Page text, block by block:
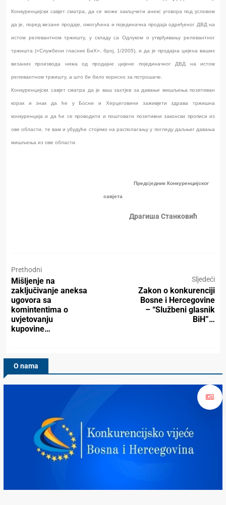
Конкуренцијски савјет сматра, да се може закључити анекс уговора под условом
да је, поред везане продаје, омогућена и појединачна продаја одређеног ДВД на
истом релевантном тржишту, у складу са Одлуком о утврђивању релевантног
тржишта («Службени гласник БиХ», број, 1/2005), и да је продајна цијена ваших
везаних производа нижа од продајне цијене појединачног ДВД на истом
релевантном тржишту, а што би било корисно за потрошаче.
Конкуренцијски савјет сматра да је ваш захтјев за давање мишљења позитиван
корак и знак да ће у Босни и Херцеговини заживјети здрава тржишна
конкуренција и да ће се проводити и поштовати позитивни законски прописи из
ове области, те вам и убудуће стојимо на располагању у погледу даљњег давања
мишљења из ове области.
Предсједник Конкуренцијског
савјета
Драгиша Станковић
Prethodni
Mišljenje na
zaključivanje aneksa
ugovora sa
komintentima o
uvjetovanju
kupovine…
Sljedeći
Zakon o konkurenciji
Bosne i Hercegovine
– “Službeni glasnik
BiH”…
O nama